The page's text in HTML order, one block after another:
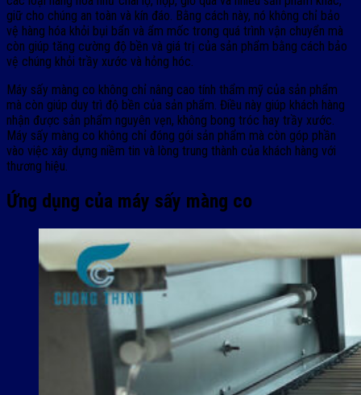
giữ cho chúng an toàn và kín đáo. Bằng cách này, nó không chỉ bảo
vệ hàng hóa khỏi bụi bẩn và ẩm mốc trong quá trình vận chuyển mà
còn giúp tăng cường độ bền và giá trị của sản phẩm bằng cách bảo
vệ chúng khỏi trầy xước và hỏng hóc.
Máy sấy màng co không chỉ nâng cao tính thẩm mỹ của sản phẩm
mà còn giúp duy trì độ bền của sản phẩm. Điều này giúp khách hàng
nhận được sản phẩm nguyên vẹn, không bong tróc hay trầy xước.
Máy sấy màng co không chỉ đóng gói sản phẩm mà còn góp phần
vào việc xây dựng niềm tin và lòng trung thành của khách hàng với
thương hiệu.
Ứng dụng của máy sấy màng co